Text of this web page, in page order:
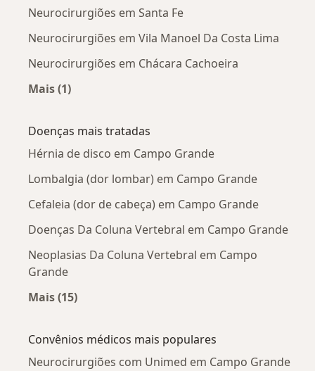
Neurocirurgiões em Santa Fe
Neurocirurgiões em Vila Manoel Da Costa Lima
Neurocirurgiões em Chácara Cachoeira
Mais (1)
Doenças mais tratadas
Hérnia de disco em Campo Grande
Lombalgia (dor lombar) em Campo Grande
Cefaleia (dor de cabeça) em Campo Grande
Doenças Da Coluna Vertebral em Campo Grande
Neoplasias Da Coluna Vertebral em Campo
Grande
Mais (15)
Convênios médicos mais populares
Neurocirurgiões com Unimed em Campo Grande